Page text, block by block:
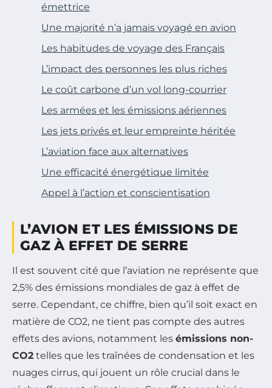
émettrice
Une majorité n’a jamais voyagé en avion
Les habitudes de voyage des Français
L’impact des personnes les plus riches
Le coût carbone d’un vol long-courrier
Les armées et les émissions aériennes
Les jets privés et leur empreinte héritée
L’aviation face aux alternatives
Une efficacité énergétique limitée
Appel à l’action et conscientisation
L’AVION ET LES ÉMISSIONS DE
GAZ À EFFET DE SERRE
Il est souvent cité que l’aviation ne représente que
2,5% des émissions mondiales de gaz à effet de
serre. Cependant, ce chiffre, bien qu’il soit exact en
matière de CO2, ne tient pas compte des autres
effets des avions, notamment les émissions non-
CO2 telles que les traînées de condensation et les
nuages cirrus, qui jouent un rôle crucial dans le